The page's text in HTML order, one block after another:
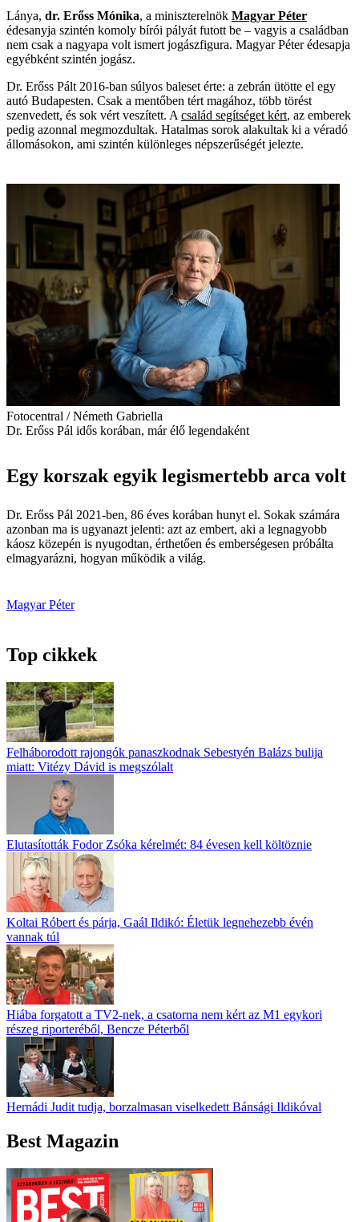
Lánya, dr. Erőss Mónika, a miniszterelnök Magyar Péter
édesanyja szintén komoly bírói pályát futott be – vagyis a családban
nem csak a nagyapa volt ismert jogászfigura. Magyar Péter édesapja
egyébként szintén jogász.
Dr. Erőss Pált 2016-ban súlyos baleset érte: a zebrán ütötte el egy
autó Budapesten. Csak a mentőben tért magához, több törést
szenvedett, és sok vért veszített. A család segítséget kért, az emberek
pedig azonnal megmozdultak. Hatalmas sorok alakultak ki a véradó
állomásokon, ami szintén különleges népszerűségét jelezte.
Fotocentral / Németh Gabriella
Dr. Erőss Pál idős korában, már élő legendaként
Egy korszak egyik legismertebb arca volt
Dr. Erőss Pál 2021-ben, 86 éves korában hunyt el. Sokak számára
azonban ma is ugyanazt jelenti: azt az embert, aki a legnagyobb
káosz közepén is nyugodtan, érthetően és emberségesen próbálta
elmagyarázni, hogyan működik a világ.
Magyar Péter
Top cikkek
Felháborodott rajongók panaszkodnak Sebestyén Balázs bulija
miatt: Vitézy Dávid is megszólalt
Elutasították Fodor Zsóka kérelmét: 84 évesen kell költöznie
Koltai Róbert és párja, Gaál Ildikó: Életük legnehezebb évén
vannak túl
Hiába forgatott a TV2-nek, a csatorna nem kért az M1 egykori
részeg riporteréből, Bencze Péterből
Hernádi Judit tudja, borzalmasan viselkedett Bánsági Ildikóval
Best Magazin